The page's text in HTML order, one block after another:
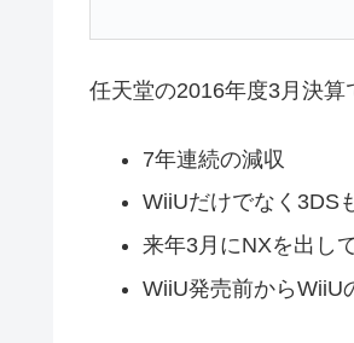
任天堂の2016年度3月決算
7年連続の減収
WiiUだけでなく3DS
来年3月にNXを出し
WiiU発売前からWiiU